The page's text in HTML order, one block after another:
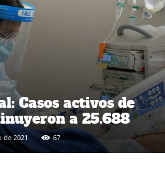
Casos activos de
a 25.688
de 2021 67